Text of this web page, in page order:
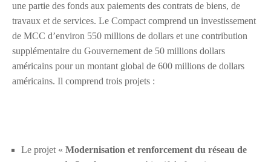
une partie des fonds aux paiements des contrats de biens, de
travaux et de services. Le Compact comprend un investissement
de MCC d’environ 550 millions de dollars et une contribution
supplémentaire du Gouvernement de 50 millions dollars
américains pour un montant global de 600 millions de dollars
américains. Il comprend trois projets :
Le projet « Modernisation et renforcement du réseau de